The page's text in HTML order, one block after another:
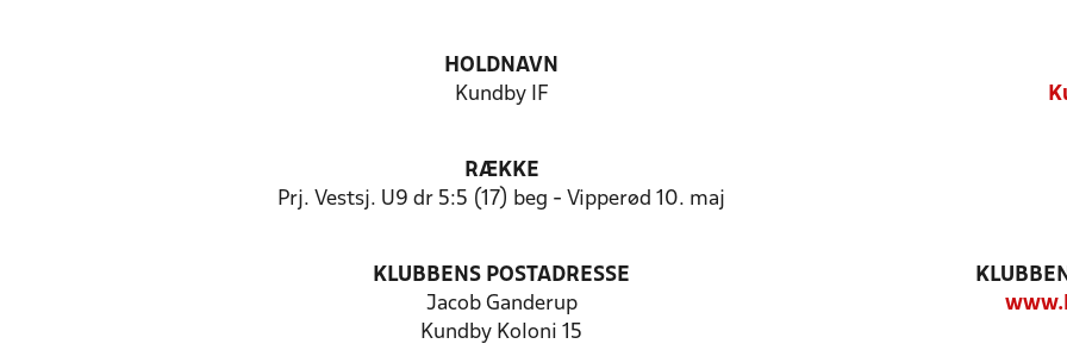
HOLDNAVN
Kundby IF
RÆKKE
Prj. Vestsj. U9 dr 5:5 (17) beg - Vipperød 10. maj
KLUBBENS POSTADRESSE
Jacob Ganderup
Kundby Koloni 15